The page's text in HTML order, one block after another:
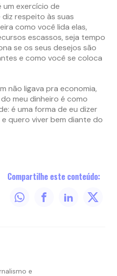
um exercício de
respeito às suas
como você lida elas,
escassos, seja tempo
se os seus desejos são
e como você se coloca
não ligava pra economia,
meu dinheiro é como
é uma forma de eu dizer
quero viver bem diante do
Compartilhe este conteúdo:
e